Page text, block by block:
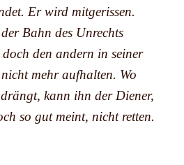
Er wird mitgerissen.
Bahn des Unrechts
den andern in seiner
mehr aufhalten. Wo
kann ihn der Diener,
so gut meint, nicht retten.